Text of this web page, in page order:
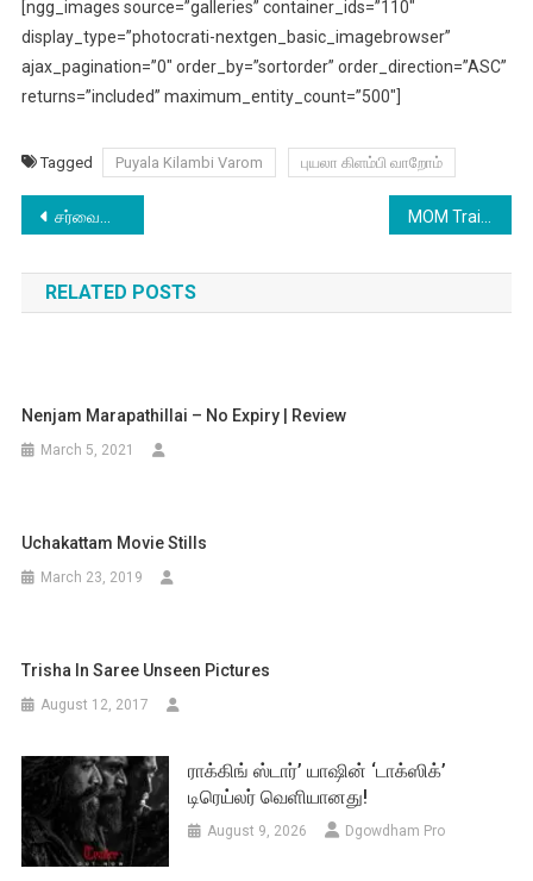
[ngg_images source=”galleries” container_ids=”110″
display_type=”photocrati-nextgen_basic_imagebrowser”
ajax_pagination=”0″ order_by=”sortorder” order_direction=”ASC”
returns=”included” maximum_entity_count=”500″]
Tagged Puyala Kilambi Varom புயலா கிளம்பி வாறோம்
Post
navigation
சர்வைவா முடிச்சிட்டு செர்பியா போயாச்சு MOM Trailer 2 | Hindi
RELATED POSTS
Nenjam Marapathillai – No Expiry | Review
March 5, 2021
Uchakattam Movie Stills
March 23, 2019
Trisha In Saree Unseen Pictures
August 12, 2017
ராக்கிங் ஸ்டார்’ யாஷின் ‘டாக்ஸிக்’
டிரெய்லர் வெளியானது!
August 9, 2026 Dgowdham Pro